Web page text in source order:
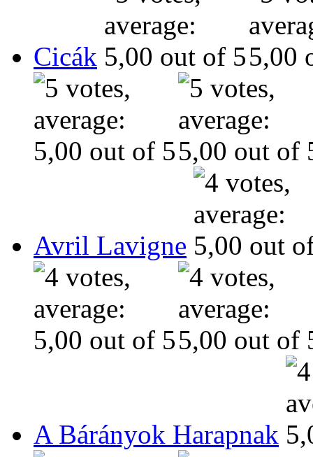
Cicák
Avril Lavigne
A Bárányok Harapnak